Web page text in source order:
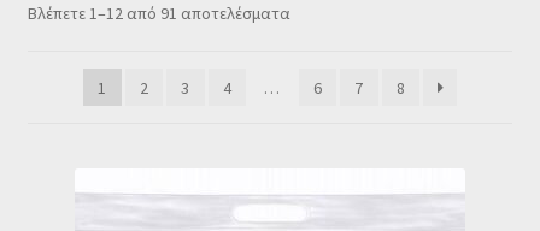
Κατάστημα
Βλέπετε 1–12 από 91 αποτελέσματαSorted
1
2 3 4 … 6 7 8